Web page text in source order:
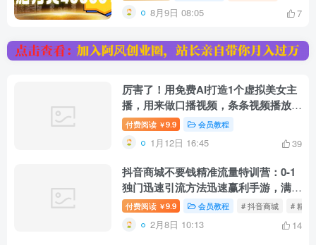
8月9日 08:05 7
厉害了！用免费AI打造1个虚拟美女主
播，用来做口播视频，条条视频播放过
万
付费阅读 ￥9.9 会员教程
1月12日 16:45 39
抖音商城不要钱精准流量特训营：0-1
独门迅速引流方法迅速赢利手游，满满
干货
付费阅读 ￥9.9 会员教程 # 抖音商城 # 精准
2月8日 10:13 14